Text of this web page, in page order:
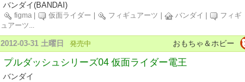
バンダイ(BANDAI)
figma 仮面ライダー フィギュアーツ バンダイ
フィギ
ュアーツ...
おもちゃ＆ホビー
2012-03-31 土曜日 発売中
プルダッシュシリーズ04 仮面ライダー電王
バンダイ